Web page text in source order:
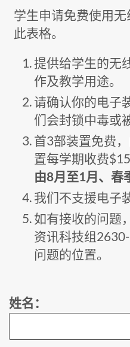
学生申请免费使用
此表格。
提供给学生的无
作及教学用途。
请确认你的电子
们会封锁中毒或
首3部装置免费
置每学期收费
由8月至1月、春
我们不支援电子
如有接收的问题
资讯科技组
问题的位置。
姓名：